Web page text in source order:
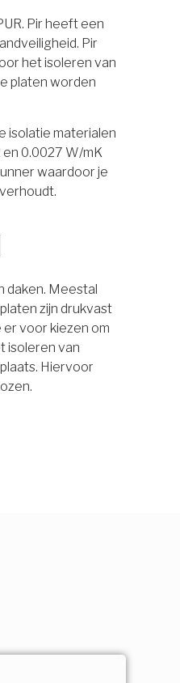
Pir heeft een
Pir
het isoleren van
platen worden
isolatie materialen
0.0027 W/mK
waardoor je
daken. Meestal
zijn drukvast
er voor kiezen om
isoleren van
Hiervoor